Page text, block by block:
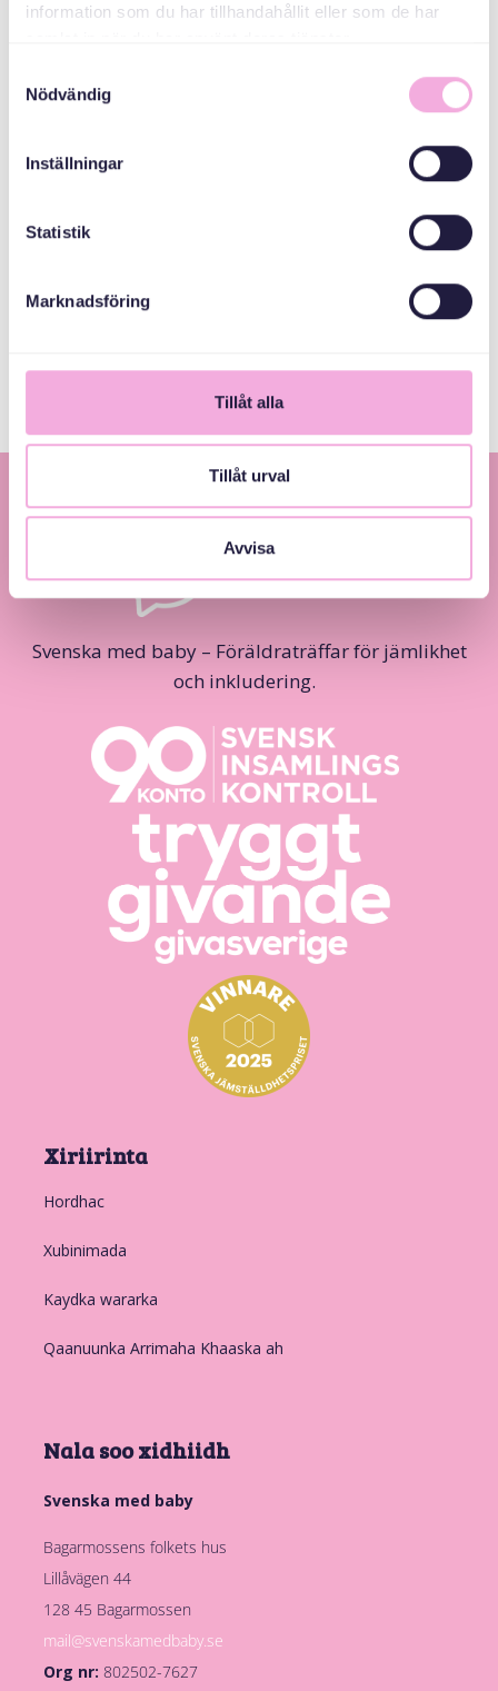
information som du har tillhandahållit eller som de har
Nödvändig
Inställningar
Statistik
Marknadsföring
Tillåt alla
Tillåt urval
Avvisa
Svenska med baby – Föräldraträffar för jämlikhet
och inkludering.
Xiriirinta
Hordhac
Xubinimada
Kaydka wararka
Qaanuunka Arrimaha Khaaska ah
Nala soo xidhiidh
Svenska med baby
Bagarmossens folkets hus
Lillåvägen 44
128 45 Bagarmossen
mail@svenskamedbaby.se
Org nr: 802502-7627